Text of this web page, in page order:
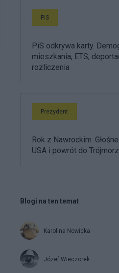
PiS
PiS odkrywa karty.
mieszkania, ETS,
rozliczenia
Prezydent
Rok z Nawrockim.
USA i powrót do
Blogi na ten temat
Karolina Nowicka
Józef Wieczorek